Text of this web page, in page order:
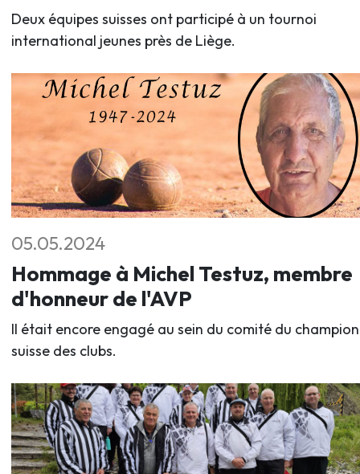
Deux équipes suisses ont participé à un tournoi
international jeunes près de Liège.
05.05.2024
Hommage à Michel Testuz, membre
d'honneur de l'AVP
Il était encore engagé au sein du comité du
suisse des clubs.